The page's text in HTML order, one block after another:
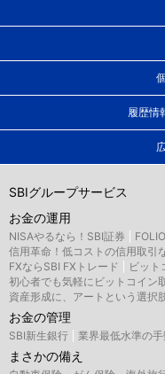
履歴情
SBIグループサービス
お金の運用
NISAやるなら！SBI証券
信用革命！低コストの信用取引
FXならSBI FXトレード
ビット
初心者でも気軽にビットコイン
資産形成に、アートという選
お金の管理
SBI新生銀行 業界最低水準の
まさかの備え